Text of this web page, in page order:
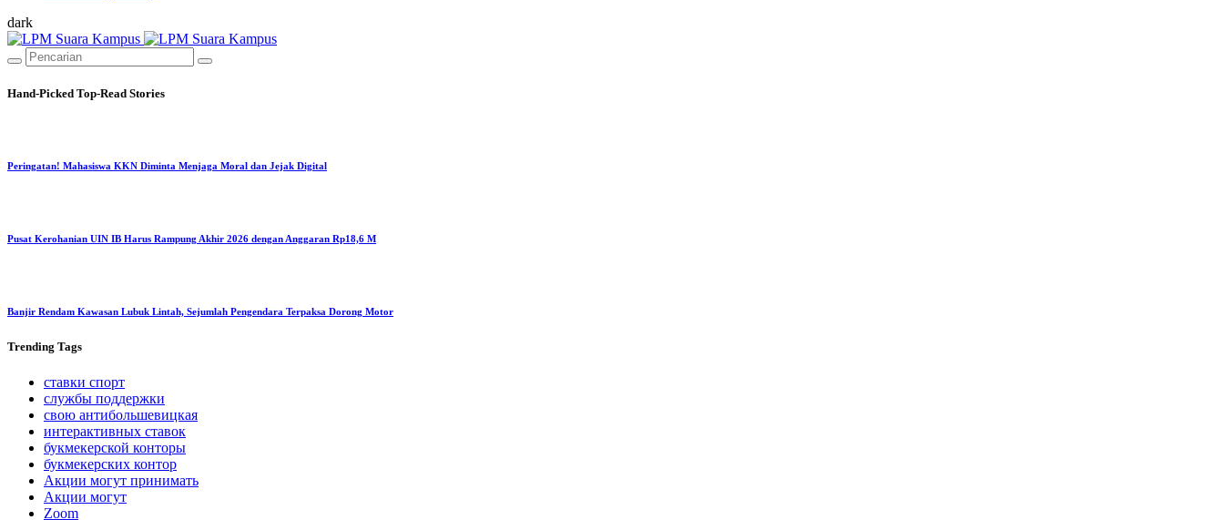
dark
Hand-Picked Top-Read Stories
Peringatan! Mahasiswa KKN Diminta Menjaga Moral dan Jejak Digital
Pusat Kerohanian UIN IB Harus Rampung Akhir 2026 dengan Anggaran Rp18,6 M
Banjir Rendam Kawasan Lubuk Lintah, Sejumlah Pengendara Terpaksa Dorong Motor
Trending Tags
ставки спорт
службы поддержки
свою антибольшевицкая
интерактивных ставок
букмекерской конторы
букмекерских контор
Акции могут принимать
Акции могут
Zoom